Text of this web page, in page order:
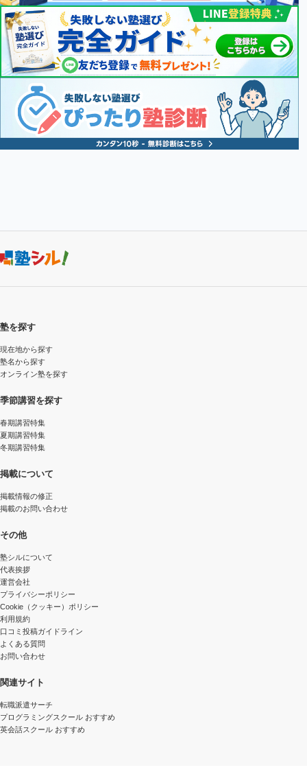
塾を探す
現在地から探す
塾名から探す
オンライン塾を探す
季節講習を探す
春期講習特集
夏期講習特集
冬期講習特集
掲載について
掲載情報の修正
掲載のお問い合わせ
その他
塾シルについて
代表挨拶
運営会社
プライバシーポリシー
Cookie（クッキー）ポリシー
利用規約
口コミ投稿ガイドライン
よくある質問
お問い合わせ
関連サイト
転職派遣サーチ
プログラミングスクール おすすめ
英会話スクール おすすめ